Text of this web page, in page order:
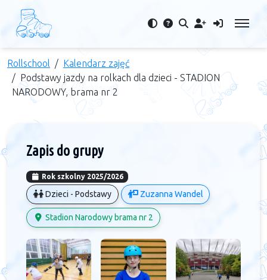
Rollschool
Kalendarz zajęć
Podstawy jazdy na rolkach dla dzieci - STADION
NARODOWY, brama nr 2
Zapis do grupy
Rok szkolny 2025/2026
Dzieci - Podstawy Zuzanna Wandel
Stadion Narodowy brama nr 2